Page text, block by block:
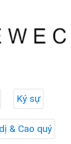
Ký sự
& Cao quý